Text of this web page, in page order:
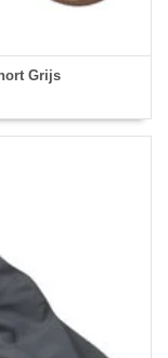
Grijs